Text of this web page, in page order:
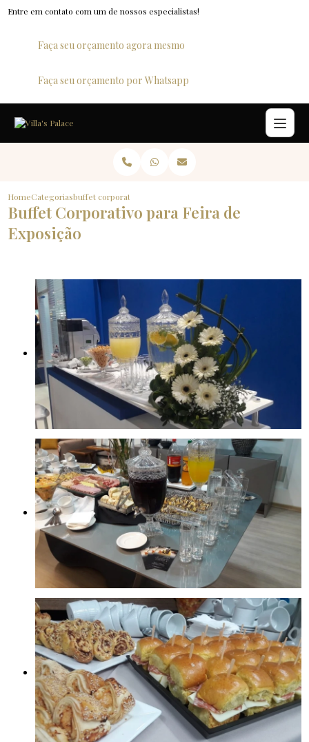
Entre em contato com um de nossos especialistas!
Faça seu orçamento agora mesmo
Faça seu orçamento por Whatsapp
HomeCategoriasbuffet corporativo para feira de exposicao
Buffet Corporativo para Feira de
Exposição